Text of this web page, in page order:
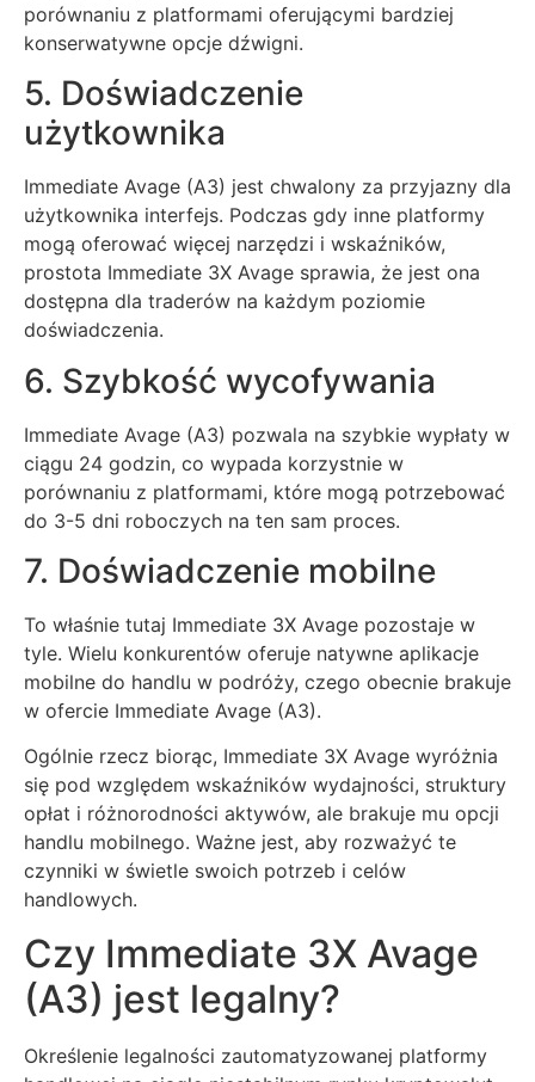
porównaniu z platformami oferującymi bardziej
konserwatywne opcje dźwigni.
5. Doświadczenie
użytkownika
Immediate Avage (A3) jest chwalony za przyjazny dla
użytkownika interfejs. Podczas gdy inne platformy
mogą oferować więcej narzędzi i wskaźników,
prostota Immediate 3X Avage sprawia, że jest ona
dostępna dla traderów na każdym poziomie
doświadczenia.
6. Szybkość wycofywania
Immediate Avage (A3) pozwala na szybkie wypłaty w
ciągu 24 godzin, co wypada korzystnie w
porównaniu z platformami, które mogą potrzebować
do 3-5 dni roboczych na ten sam proces.
7. Doświadczenie mobilne
To właśnie tutaj Immediate 3X Avage pozostaje w
tyle. Wielu konkurentów oferuje natywne aplikacje
mobilne do handlu w podróży, czego obecnie brakuje
w ofercie Immediate Avage (A3).
Ogólnie rzecz biorąc, Immediate 3X Avage wyróżnia
się pod względem wskaźników wydajności, struktury
opłat i różnorodności aktywów, ale brakuje mu opcji
handlu mobilnego. Ważne jest, aby rozważyć te
czynniki w świetle swoich potrzeb i celów
handlowych.
Czy Immediate 3X Avage
(A3) jest legalny?
Określenie legalności zautomatyzowanej platformy